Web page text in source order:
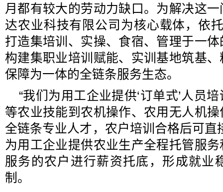
月都有较大的劳动力缺口。为解决这
达农业科技有限公司为核心载体，依
打造集培训、实操、食宿、管理于一
构建集职业培训赋能、实训基地筑基
保障为一体的全链条服务生态。
“我们为用工企业提供‘订单式’人员
等农业技能到农机操作、农用无人机
全链条专业人才，农户培训合格后可直
为用工企业提供农业生产全程托管服
服务的农户进行薪资托底，形成就业
制。